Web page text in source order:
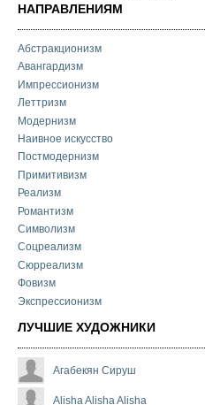
НАПРАВЛЕНИЯМ
Абстракционизм
Авангардизм
Импрессионизм
Леттризм
Модернизм
Наивное искусство
Постмодернизм
Примитивизм
Реализм
Романтизм
Символизм
Соцреализм
Сюрреализм
Фовизм
Экспрессионизм
ЛУЧШИЕ ХУДОЖНИКИ
Агабекян Сируш
Alisha Alisha Alisha